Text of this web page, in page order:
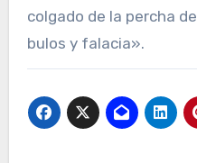
colgado de la percha
bulos y falacia».